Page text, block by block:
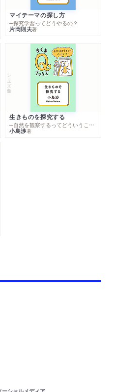
マイテーマの探し方
─探究学習ってどうやるの？
片岡則夫著
シリーズ・全集
生きものを探究する
─自然を観察するってどういうこと？
小島渉著